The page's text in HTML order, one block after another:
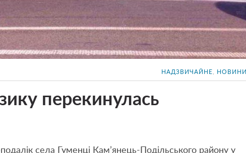
НАДЗВИЧАЙНЕ НОВИНИ
перекинулась
села Гуменці Кам’янець-Подільського району у